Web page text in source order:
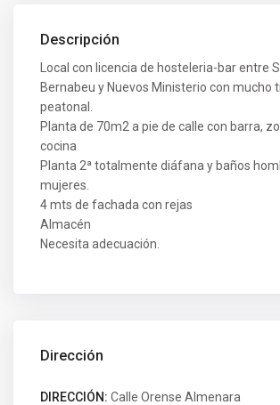
Descripción
Local con licencia de hosteleria-bar entre
Bernabeu y Nuevos Ministerio con mucho
peatonal.
Planta de 70m2 a pie de calle con barra,
cocina
Planta 2ª totalmente diáfana y baños
mujeres.
4 mts de fachada con rejas
Almacén
Necesita adecuación.
Dirección
DIRECCIÓN: Calle Orense Almenara